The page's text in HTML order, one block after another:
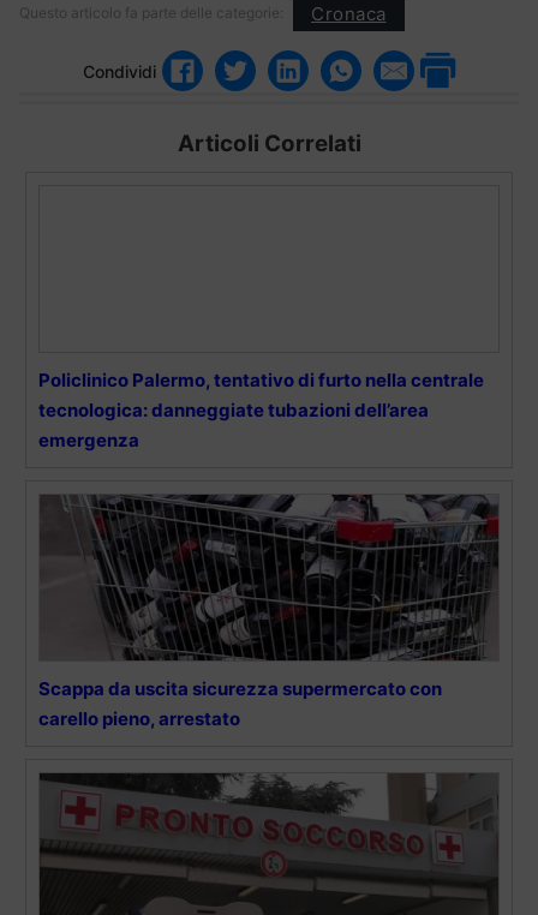
Questo articolo fa parte delle categorie: Cronaca
Condividi
Articoli Correlati
Policlinico Palermo, tentativo di furto nella centrale
tecnologica: danneggiate tubazioni dell’area
emergenza
Scappa da uscita sicurezza supermercato con
carello pieno, arrestato